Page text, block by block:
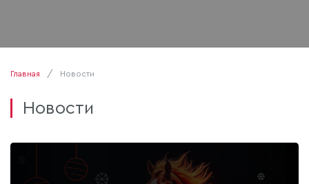
Главная Новости
Новости